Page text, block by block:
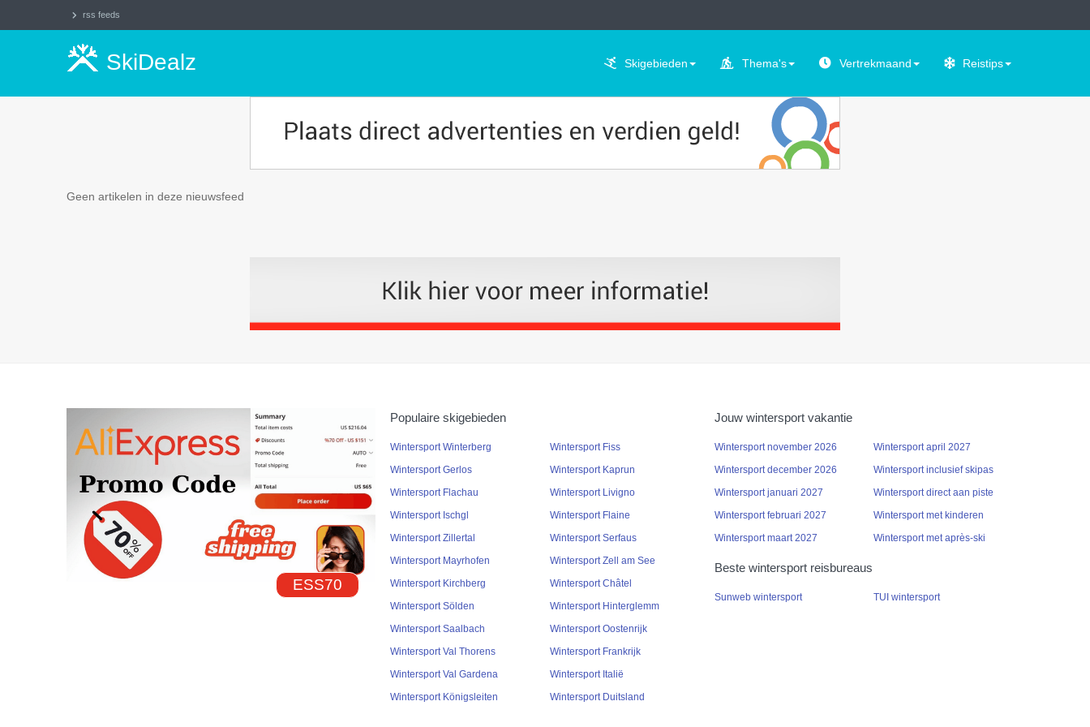
rss feeds
SkiDealz Skigebieden Thema's Vertrekmaand Reistips
Geen artikelen in deze nieuwsfeed
ESS70
Populaire skigebieden
Wintersport Winterberg
Wintersport Gerlos
Wintersport Flachau
Wintersport Ischgl
Wintersport Zillertal
Wintersport Mayrhofen
Wintersport Kirchberg
Wintersport Sölden
Wintersport Saalbach
Wintersport Val Thorens
Wintersport Val Gardena
Wintersport Königsleiten
Wintersport Fiss
Wintersport Kaprun
Wintersport Livigno
Wintersport Flaine
Wintersport Serfaus
Wintersport Zell am See
Wintersport Châtel
Wintersport Hinterglemm
Wintersport Oostenrijk
Wintersport Frankrijk
Wintersport Italië
Wintersport Duitsland
Jouw wintersport vakantie
Wintersport november 2026
Wintersport december 2026
Wintersport januari 2027
Wintersport februari 2027
Wintersport maart 2027
Wintersport april 2027
Wintersport inclusief skipas
Wintersport direct aan piste
Wintersport met kinderen
Wintersport met après-ski
Beste wintersport reisbureaus
Sunweb wintersport TUI wintersport